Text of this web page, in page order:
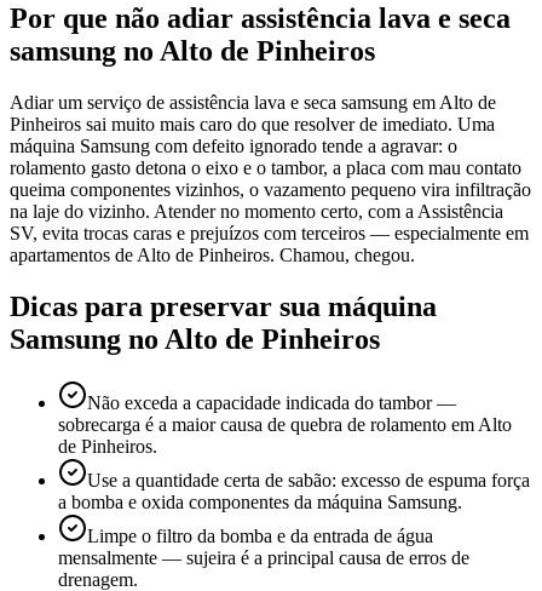
Por que não adiar assistência lava e seca
samsung no Alto de Pinheiros
Adiar um serviço de assistência lava e seca samsung em Alto de
Pinheiros sai muito mais caro do que resolver de imediato. Uma
máquina Samsung com defeito ignorado tende a agravar: o
rolamento gasto detona o eixo e o tambor, a placa com mau contato
queima componentes vizinhos, o vazamento pequeno vira infiltração
na laje do vizinho. Atender no momento certo, com a Assistência
SV, evita trocas caras e prejuízos com terceiros — especialmente em
apartamentos de Alto de Pinheiros. Chamou, chegou.
Dicas para preservar sua máquina
Samsung no Alto de Pinheiros
Não exceda a capacidade indicada do tambor —
sobrecarga é a maior causa de quebra de rolamento em Alto
de Pinheiros.
Use a quantidade certa de sabão: excesso de espuma força
a bomba e oxida componentes da máquina Samsung.
Limpe o filtro da bomba e da entrada de água
mensalmente — sujeira é a principal causa de erros de
drenagem.